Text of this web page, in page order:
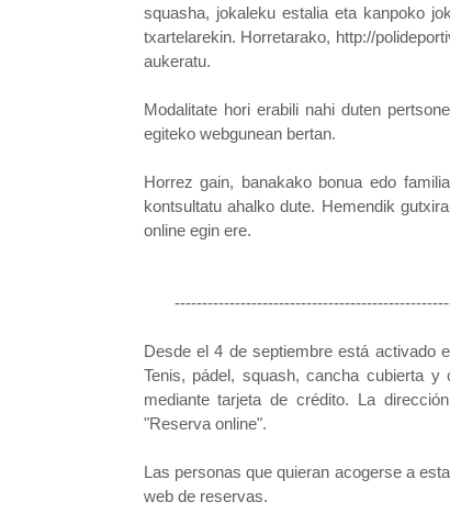
squasha, jokaleku estalia eta kanpoko
txartelarekin. Horretarako, http://
aukeratu.
Modalitate hori erabili nahi duten
egiteko webgunean bertan.
Horrez gain, banakako bonua edo
kontsultatu ahalko dute. Hemendik
online egin ere.
Desde el 4 de septiembre está activado
Tenis, pádel, squash, cancha cubierta
mediante tarjeta de crédito. La
"Reserva online".
Las personas que quieran acogerse a
web de reservas.